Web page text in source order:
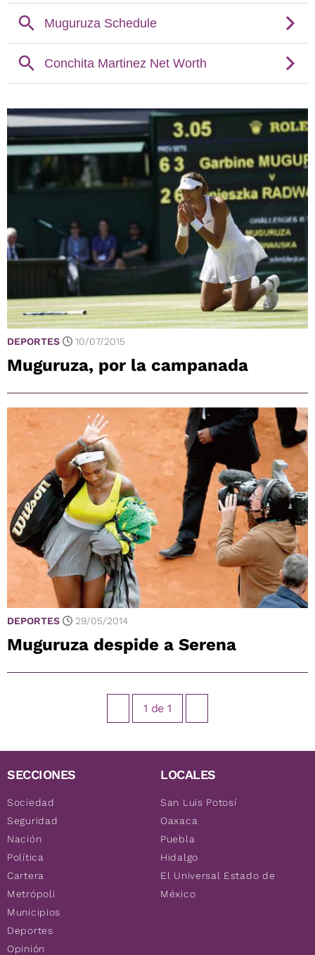
DEPORTES 10/07/2015
Muguruza, por la campanada
DEPORTES 29/05/2014
Muguruza despide a Serena
1 de 1
SECCIONES
Sociedad
Seguridad
Nación
Política
Cartera
Metrópoli
Municipios
Deportes
Opinión
LOCALES
San Luis Potosí
Oaxaca
Puebla
Hidalgo
El Universal Estado de
México